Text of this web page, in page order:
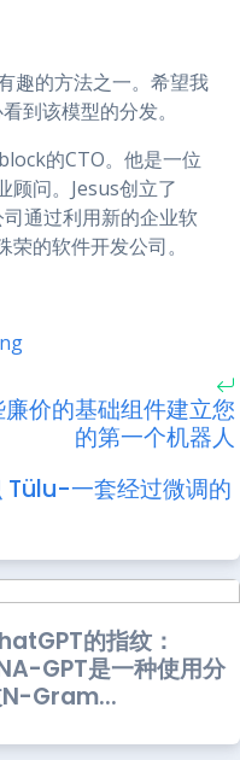
趣的方法之一。希望我
到该模型的分发。
的CTO。他是一位
顾问。Jesus创立了
通过利用新的企业软
的软件开发公司。
价的基础组件建立您
的第一个机器人
Tülu-一套经过微调的
的指纹：
GPT是一种使用分
Gram...